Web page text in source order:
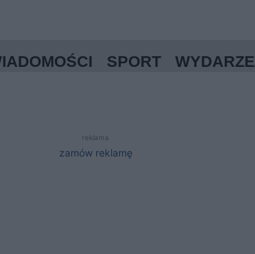
SPORT
reklama
zamów reklamę